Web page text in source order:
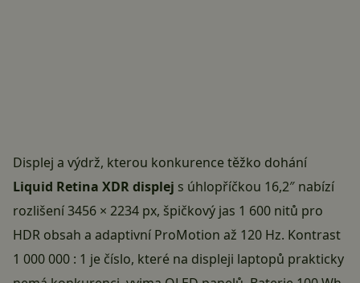
Displej a výdrž, kterou konkurence těžko dohání
Liquid Retina XDR displej s úhlopříčkou 16,2″ nabízí
rozlišení 3456 × 2234 px, špičkový jas 1 600 nitů pro
HDR obsah a adaptivní ProMotion až 120 Hz. Kontrast
1 000 000 : 1 je číslo, které na displeji laptopů prakticky